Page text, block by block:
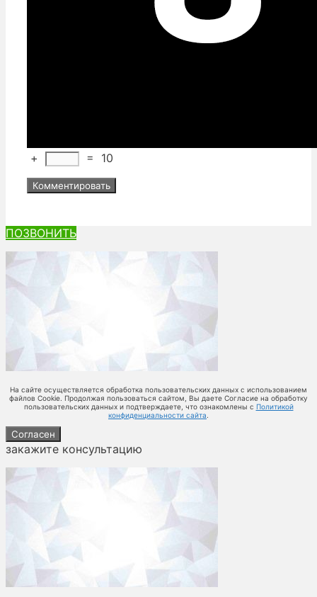
+ = 10
ПОЗВОНИТЬ
На сайте осуществляется обработка пользовательских данных с использованием
файлов Cookie. Продолжая пользоваться сайтом, Вы даете Согласие на обработку
пользовательских данных и подтверждаете, что ознакомлены с Политикой
конфиденциальности сайта
Согласен
закажите консультацию